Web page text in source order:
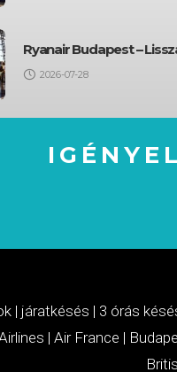
Ryanair Budapest –
2026-07-28
| járatkésés | 3 órás
| Air France |